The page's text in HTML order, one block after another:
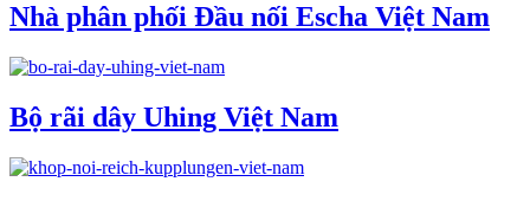
Nhà phân phối Đầu nối Escha Việt Nam
Bộ rãi dây Uhing Việt Nam